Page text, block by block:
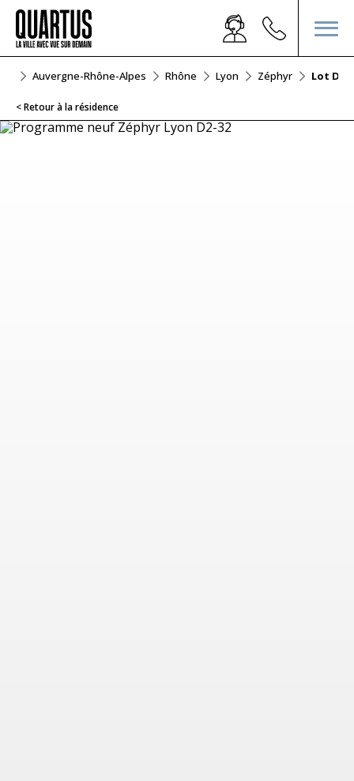
Auvergne-Rhône-Alpes Rhône Lyon Zéphyr Lot D2-
< Retour à la résidence